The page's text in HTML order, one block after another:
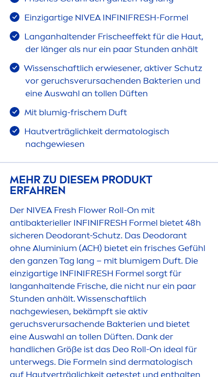
Einzigartige NIVEA INFINIFRESH-Formel
Langanhaltender Frischeeffekt für die Haut,
der länger als nur ein paar Stunden anhält
Wissenschaftlich erwiesener, aktiver Schutz
vor geruchsverursachenden Bakterien und
eine Auswahl an tollen Düften
Mit blumig-frischem Duft
Hautverträglichkeit dermatologisch
nachgewiesen
MEHR ZU DIESEM PRODUKT
ERFAHREN
Der NIVEA Fresh Flower Roll-On mit
antibakterieller INFINIFRESH Formel bietet 48h
sicheren Deodorant-Schutz. Das Deodorant
ohne Aluminium (ACH) bietet ein frisches Gefühl
den ganzen Tag lang – mit blumigem Duft. Die
einzigartige INFINIFRESH Formel sorgt für
langanhaltende Frische, die nicht nur ein paar
Stunden anhält. Wissenschaftlich
nachgewiesen, bekämpft sie aktiv
geruchsverursachende Bakterien und bietet
eine Auswahl an tollen Düften. Dank der
handlichen Größe ist das Deo Roll-On ideal für
unterwegs. Die Formeln sind dermatologisch
auf Hautverträglichkeit getestet und enthalten